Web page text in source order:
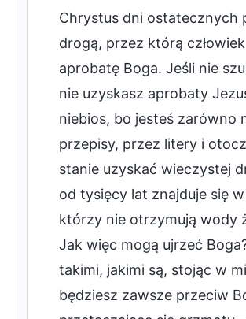
Chrystus dni ostatecznych
drogą, przez którą
aprobatę Boga. Jeśli nie
nie uzyskasz aprobaty
niebios, bo jesteś zarówno
przepisy, przez litery i
stanie uzyskać wieczystej
od tysięcy lat znajduje się
którzy nie otrzymują wody
Jak więc mogą ujrzeć
takimi, jakimi są, stojąc w
będziesz zawsze przeciw